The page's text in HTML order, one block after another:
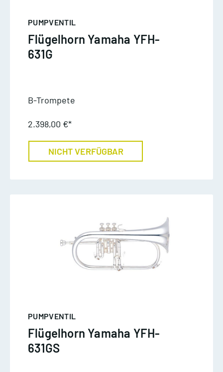
PUMPVENTIL
Flügelhorn Yamaha YFH-
631G
B-Trompete
2.398,00 €*
NICHT VERFÜGBAR
PUMPVENTIL
Flügelhorn Yamaha YFH-
631GS